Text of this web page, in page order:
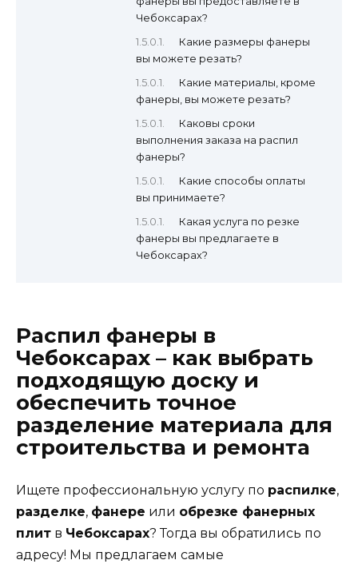
Чебоксарах?
Какие размеры фанеры
вы можете резать?
Какие материалы, кроме
фанеры, вы можете резать?
Каковы сроки
выполнения заказа на распил
фанеры?
Какие способы оплаты
вы принимаете?
Какая услуга по резке
фанеры вы предлагаете в
Чебоксарах?
Распил фанеры в
Чебоксарах – как выбрать
подходящую доску и
обеспечить точное
разделение материала для
строительства и ремонта
Ищете профессиональную услугу по распилке,
разделке, фанере или обрезке фанерных
плит в Чебоксарах? Тогда вы обратились по
адресу! Мы предлагаем самые